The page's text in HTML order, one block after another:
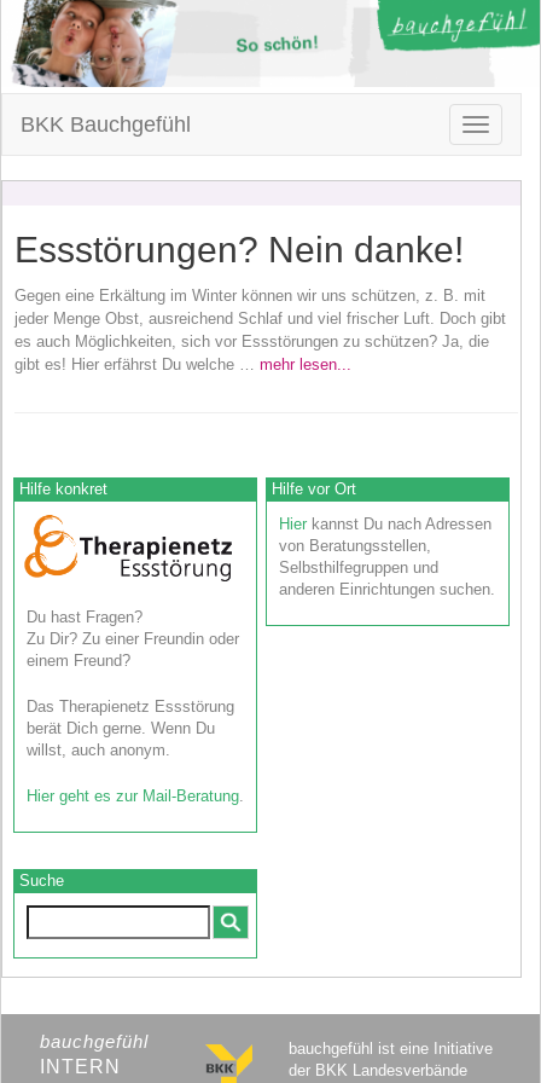
Toggle
BKK Bauchgefühl
Essstörungen? Nein danke!
Gegen eine Erkältung im Winter können wir uns schützen, z. B. mit
jeder Menge Obst, ausreichend Schlaf und viel frischer Luft. Doch gibt
es auch Möglichkeiten, sich vor Essstörungen zu schützen? Ja, die
gibt es! Hier erfährst Du welche … mehr lesen...
Hilfe konkret
Du hast Fragen?
Zu Dir? Zu einer Freundin oder
einem Freund?
Das Therapienetz Essstörung
berät Dich gerne. Wenn Du
willst, auch anonym.
Hier geht es zur Mail-Beratung.
Hilfe vor Ort
Hier kannst Du nach Adressen
von Beratungsstellen,
Selbsthilfegruppen und
anderen Einrichtungen suchen.
Suche
bauchgefühl
INTERN
bauchgefühl ist eine Initiative
der BKK Landesverbände